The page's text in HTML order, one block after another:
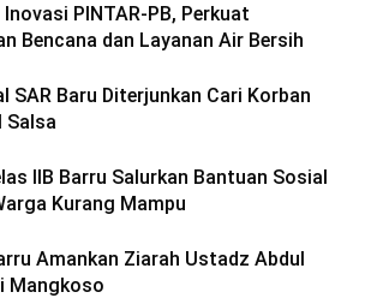
PINTAR-PB, Perkuat
Bencana dan Layanan Air Bersih
SAR Baru Diterjunkan Cari Korban
Salsa
IIB Barru Salurkan Bantuan Sosial
Kurang Mampu
Amankan Ziarah Ustadz Abdul
Mangkoso